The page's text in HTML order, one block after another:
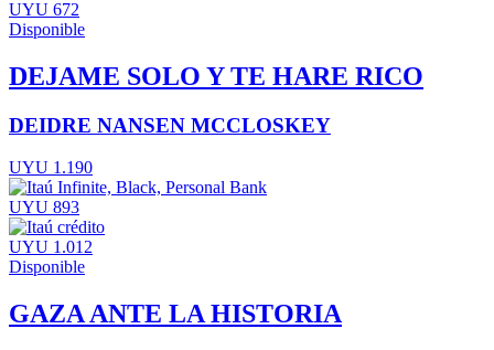
UYU 672
Disponible
DEJAME SOLO Y TE HARE RICO
DEIDRE NANSEN MCCLOSKEY
UYU 1.190
UYU 893
UYU 1.012
Disponible
GAZA ANTE LA HISTORIA